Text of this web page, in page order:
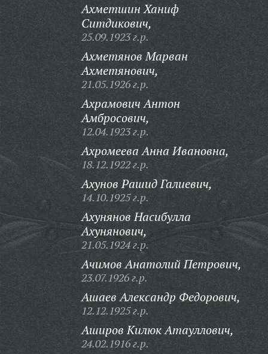
Ахметшин Ханиф
Ситдикович,
25.09.1923 г.р.
Ахметянов Марван
Ахметянович,
21.05.1926 г.р.
Ахрамович Антон
Амбросович,
12.04.1923 г.р.
Ахромеева Анна Ивановна,
18.12.1922 г.р.
Ахунов Рашид Галиевич,
14.10.1925 г.р.
Ахунянов Насибулла
Ахунянович,
21.05.1924 г.р.
Ачимов Анатолий Петрович,
23.07.1926 г.р.
Ашаев Александр Федорович,
12.12.1925 г.р.
Аширов Килюк Атауллович,
24.02.1916 г.р.